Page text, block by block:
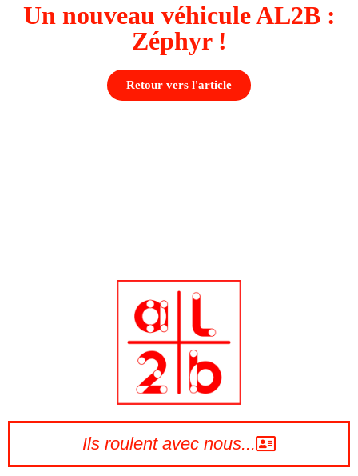
Un nouveau véhicule AL2B :
Zéphyr !
Retour vers l'article
Ils roulent avec nous...